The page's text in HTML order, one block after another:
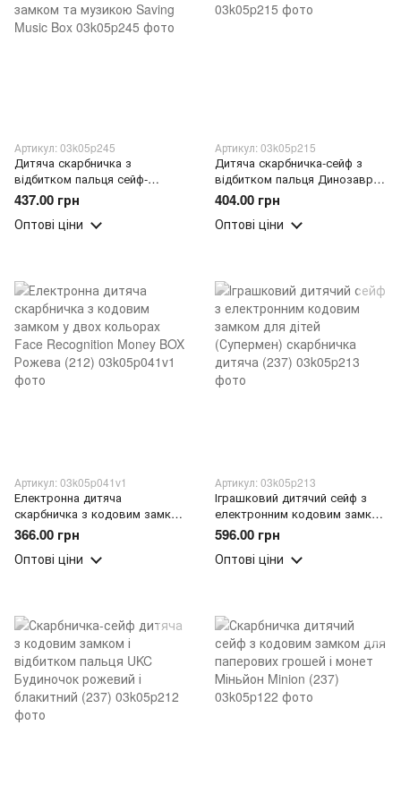
Артикул: 03k05p245
Дитяча скарбничка з
відбитком пальця сейф-
банкомат із кодовим замком
та музикою Saving Music Box
437.00 грн
Оптові ціни
Артикул: 03k05p215
Дитяча скарбничка-сейф з
відбитком пальця Динозавр
№F853-D Рожева
404.00 грн
Оптові ціни
Артикул: 03k05p041v1
Електронна дитяча
скарбничка з кодовим замком
у двох кольорах Face
Recognition Money BOX
Рожева (212)
366.00 грн
Оптові ціни
Артикул: 03k05p213
Іграшковий дитячий сейф з
електронним кодовим замком
для дітей (Супермен)
скарбничка дитяча (237)
596.00 грн
Оптові ціни